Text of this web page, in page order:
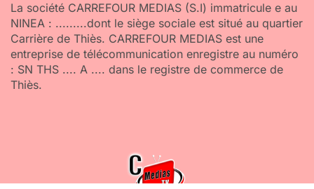
La société CARREFOUR MEDIAS (S.I) immatricule e au
NINEA : .........dont le siège sociale est situé au quartier
Carrière de Thiès. CARREFOUR MEDIAS est une
entreprise de télécommunication enregistre au numéro
: SN THS .... A .... dans le registre de commerce de
Thiès.